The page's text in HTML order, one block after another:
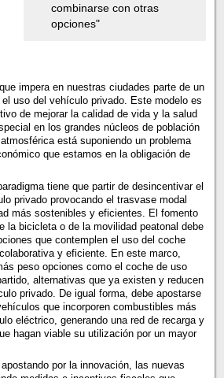
combinarse con otras
opciones"
impera en nuestras ciudades parte de un
uso del vehículo privado. Este modelo es
de mejorar la calidad de vida y la salud
en los grandes núcleos de población
está suponiendo un problema
que estamos en la obligación de
tiene que partir de desincentivar el
privado provocando el trasvase modal
más sostenibles y eficientes. El fomento
la bicicleta o de la movilidad peatonal debe
que contemplen el uso del coche
y eficiente. En este marco,
peso opciones como el coche de uso
alternativas que ya existen y reducen
privado. De igual forma, debe apostarse
que incorporen combustibles más
eléctrico, generando una red de recarga y
hagan viable su utilización por un mayor
por la innovación, las nuevas